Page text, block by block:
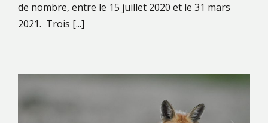
de nombre, entre le 15 juillet 2020 et le 31 mars
2021. Trois [...]